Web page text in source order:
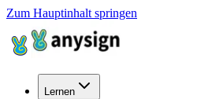
Zum Hauptinhalt springen
Lernen